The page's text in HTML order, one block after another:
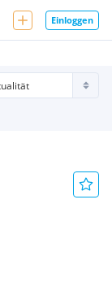
Einloggen